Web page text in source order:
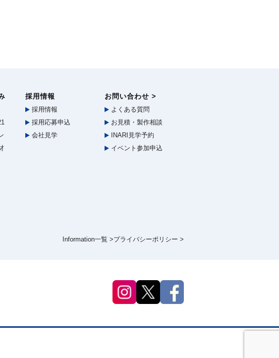
採用情報
採用情報
採用応募申込
会社見学
お問い合わせ >
よくある質問
お見積・製作相談
INARI見学予約
イベント参加申込
Information一覧 >プライバシーポリシー >